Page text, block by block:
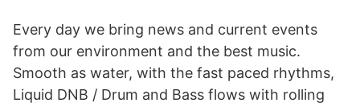
Every day we bring news and current events
from our environment and the best music.
Smooth as water, with the fast paced rhythms,
Liquid DNB / Drum and Bass flows with rolling